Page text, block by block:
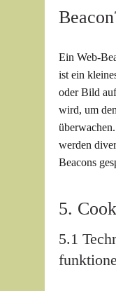
Ein Web-
ist ein
oder Bild
wird, um
werden
Beacons
5.
5.1